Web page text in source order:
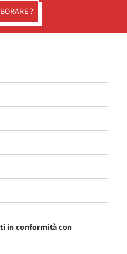
?
in conformità con